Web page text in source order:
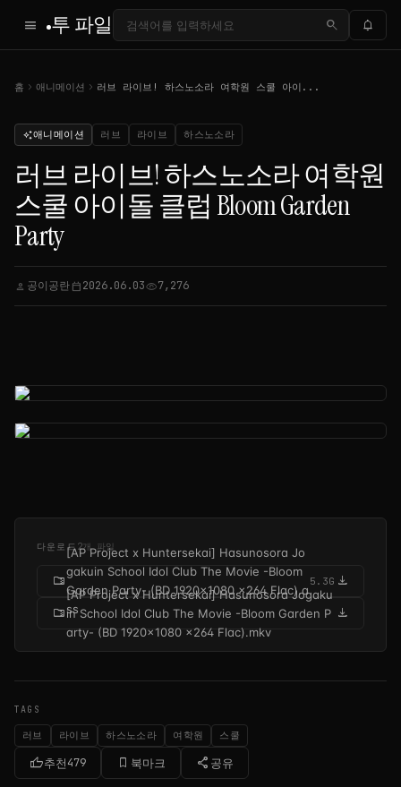
menu 투 파일 search notifications
홈 chevron_right 애니메이션 chevron_right 러브 라이브! 하스노소라 여학원 스쿨 아이...
auto_awesome애니메이션 러브 라이브 하스노소라
러브 라이브! 하스노소라 여학원
스쿨 아이돌 클럽 Bloom Garden
Party
person 공이공란calendar_today2026.06.03visibility7,276
다운로드2개 파일
folder_zip
[AP Project x Huntersekai] Hasunosora Jo
gakuin School Idol Club The Movie -Bloom
Garden Party- (BD 1920x1080 x264 Flac).a
ss
5.3G download
folder_zip
[AP Project x Huntersekai] Hasunosora Jogaku
in School Idol Club The Movie -Bloom Garden P
arty- (BD 1920x1080 x264 Flac).mkv
download
TAGS
러브 라이브 하스노소라 여학원 스쿨
thumb_up추천479 bookmark_border 북마크 share 공유